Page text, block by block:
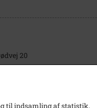
20
til indsamling af statistik.